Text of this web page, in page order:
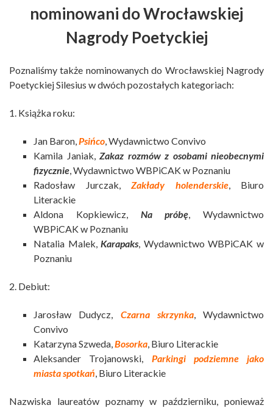
nominowani do Wrocławskiej
Nagrody Poetyckiej
Poznaliśmy także nominowanych do Wrocławskiej Nagrody
Poetyckiej Silesius w dwóch pozostałych kategoriach:
1. Książka roku:
Jan Baron,Psińco, Wydawnictwo Convivo
Kamila Janiak, Zakaz rozmów z osobami nieobecnymi
fizycznie, Wydawnictwo WBPiCAK w Poznaniu
Radosław Jurczak, Zakłady holenderskie, Biuro
Literackie
Aldona Kopkiewicz, Na próbę, Wydawnictwo
WBPiCAK w Poznaniu
Natalia Malek,Karapaks, Wydawnictwo WBPiCAK w
Poznaniu
2. Debiut:
Jarosław Dudycz, Czarna skrzynka, Wydawnictwo
Convivo
Katarzyna Szweda,Bosorka, Biuro Literackie
Aleksander Trojanowski, Parkingi podziemne jako
miasta spotkań, Biuro Literackie
Nazwiska laureatów poznamy w październiku, ponieważ